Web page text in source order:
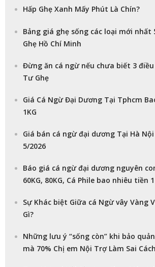
Hấp Ghẹ Xanh Mấy Phút Là Chín?
Bảng giá ghẹ sống các loại mới nhất
Ghẹ Hồ Chí Minh
Đừng ăn cá ngừ nếu chưa biết 3 điều
Tư Ghẹ
Giá Cá Ngừ Đại Dương Tại Tphcm
1KG
Giá bán cá ngừ đại dương Tại Hà
5/2026
Báo giá cá ngừ đại dương nguyên
60KG, 80KG, Cá Phile bao nhiêu tiền
Sự Khác biệt Giữa cá Ngừ vây Vàng
Gì?
Những lưu ý “sống còn” khi bảo
mà 70% Chị em Nội Trợ Làm Sai